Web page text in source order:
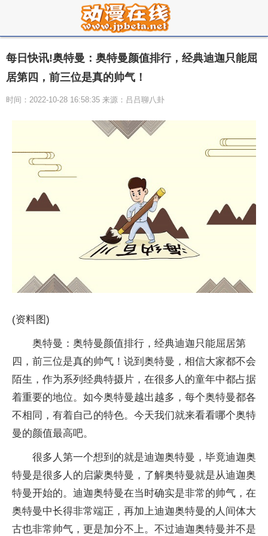
每日快讯!奥特曼：奥特曼颜值排行，经典迪迦只能屈
居第四，前三位是真的帅气！
时间：2022-10-28 16:58:35 来源：吕吕聊八卦
(资料图)
奥特曼：奥特曼颜值排行，经典迪迦只能屈居第
四，前三位是真的帅气！说到奥特曼，相信大家都不会
陌生，作为系列经典特摄片，在很多人的童年中都占据
着重要的地位。如今奥特曼越出越多，每个奥特曼都各
不相同，有着自己的特色。今天我们就来看看哪个奥特
曼的颜值最高吧。
很多人第一个想到的就是迪迦奥特曼，毕竟迪迦奥
特曼是很多人的启蒙奥特曼，了解奥特曼就是从迪迦奥
特曼开始的。迪迦奥特曼在当时确实是非常的帅气，在
奥特曼中长得非常端正，再加上迪迦奥特曼的人间体大
古也非常帅气，更是加分不上。不过迪迦奥特曼并不是